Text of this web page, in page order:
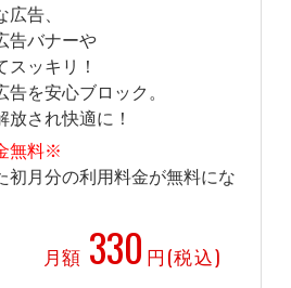
告、
告バナーや
スッキリ！
を安心ブロック。
され快適に！
無料※
初月分の利用料金が無料にな
月額330 円(税込)